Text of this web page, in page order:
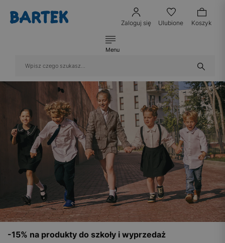
Zaloguj się Ulubione Koszyk
Menu
-15% na produkty do szkoły i wyprzedaż